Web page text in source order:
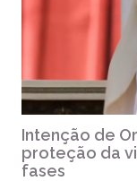
Intenção de
proteção da
fases